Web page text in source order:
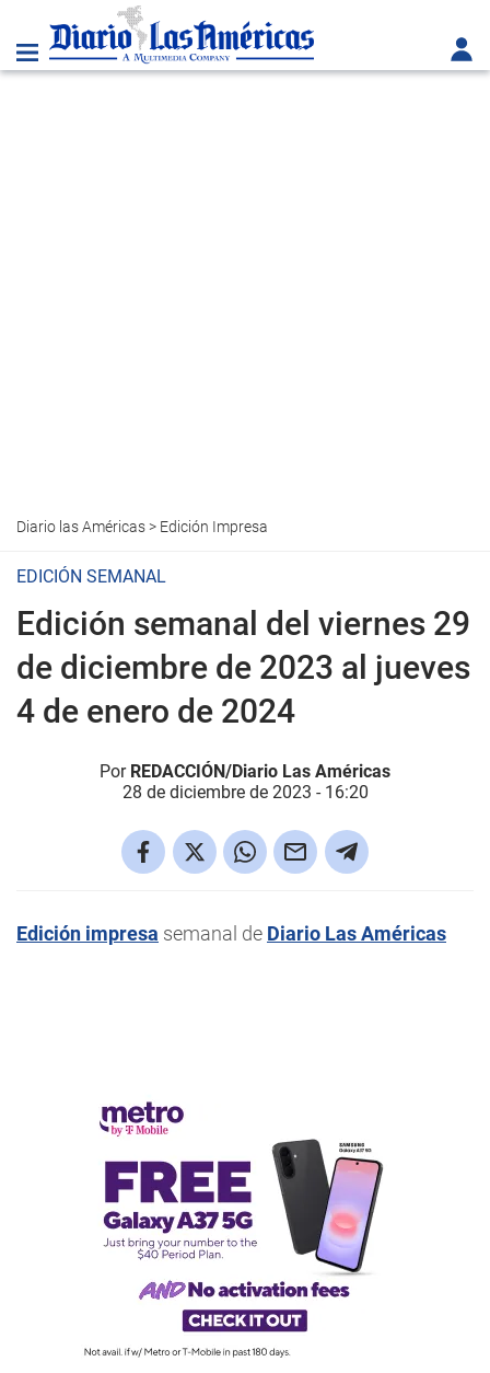
Diario las Américas> Edición Impresa
EDICIÓN SEMANAL
Edición semanal del viernes 29
de diciembre de 2023 al jueves
4 de enero de 2024
Por REDACCIÓN/Diario Las Américas
28 de diciembre de 2023 - 16:20
Edición impresa semanal de Diario Las Américas